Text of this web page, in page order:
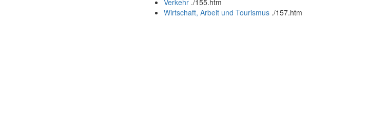
Verkehr ./155.htm
Wirtschaft, Arbeit und Tourismus ./157.htm